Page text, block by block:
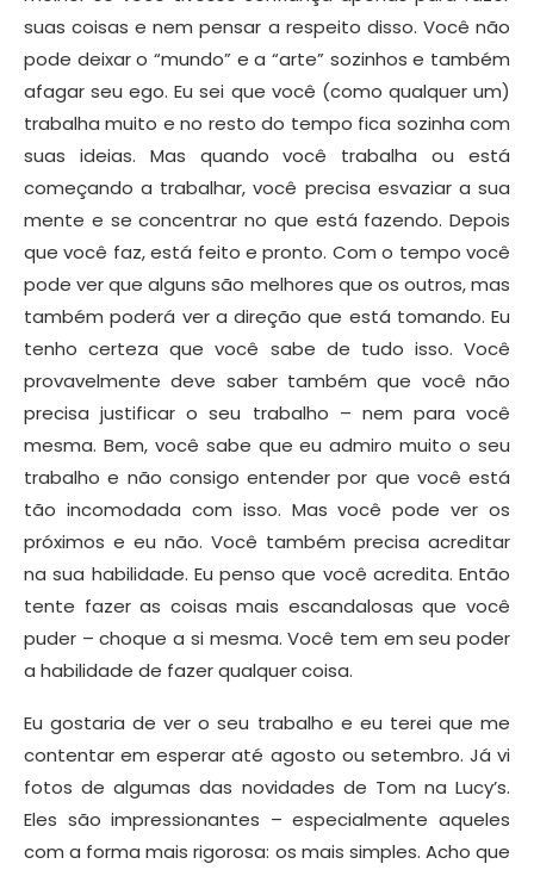
suas coisas e nem pensar a respeito disso. Você não
pode deixar o “mundo” e a “arte” sozinhos e também
afagar seu ego. Eu sei que você (como qualquer um)
trabalha muito e no resto do tempo fica sozinha com
suas ideias. Mas quando você trabalha ou está
começando a trabalhar, você precisa esvaziar a sua
mente e se concentrar no que está fazendo. Depois
que você faz, está feito e pronto. Com o tempo você
pode ver que alguns são melhores que os outros, mas
também poderá ver a direção que está tomando. Eu
tenho certeza que você sabe de tudo isso. Você
provavelmente deve saber também que você não
precisa justificar o seu trabalho – nem para você
mesma. Bem, você sabe que eu admiro muito o seu
trabalho e não consigo entender por que você está
tão incomodada com isso. Mas você pode ver os
próximos e eu não. Você também precisa acreditar
na sua habilidade. Eu penso que você acredita. Então
tente fazer as coisas mais escandalosas que você
puder – choque a si mesma. Você tem em seu poder
a habilidade de fazer qualquer coisa.
Eu gostaria de ver o seu trabalho e eu terei que me
contentar em esperar até agosto ou setembro. Já vi
fotos de algumas das novidades de Tom na Lucy’s.
Eles são impressionantes – especialmente aqueles
com a forma mais rigorosa: os mais simples. Acho que